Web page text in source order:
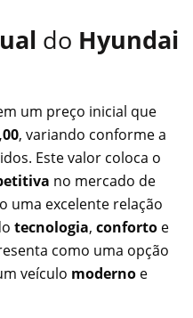
do Hyundai
um preço inicial que
, variando conforme a
Este valor coloca o
no mercado de
uma excelente relação
tecnologia, conforto e
como uma opção
veículo moderno e